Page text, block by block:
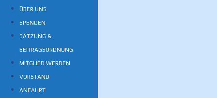
ÜBER UNS
SPENDEN
SATZUNG &
BEITRAGSORDNUNG
MITGLIED WERDEN
VORSTAND
ANFAHRT